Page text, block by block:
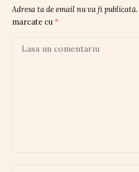
Adresa ta de email nu va fi publicată.
marcate cu *